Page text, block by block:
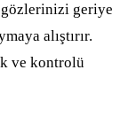
gözlerinizi geriye
alıştırır.
ve kontrolü